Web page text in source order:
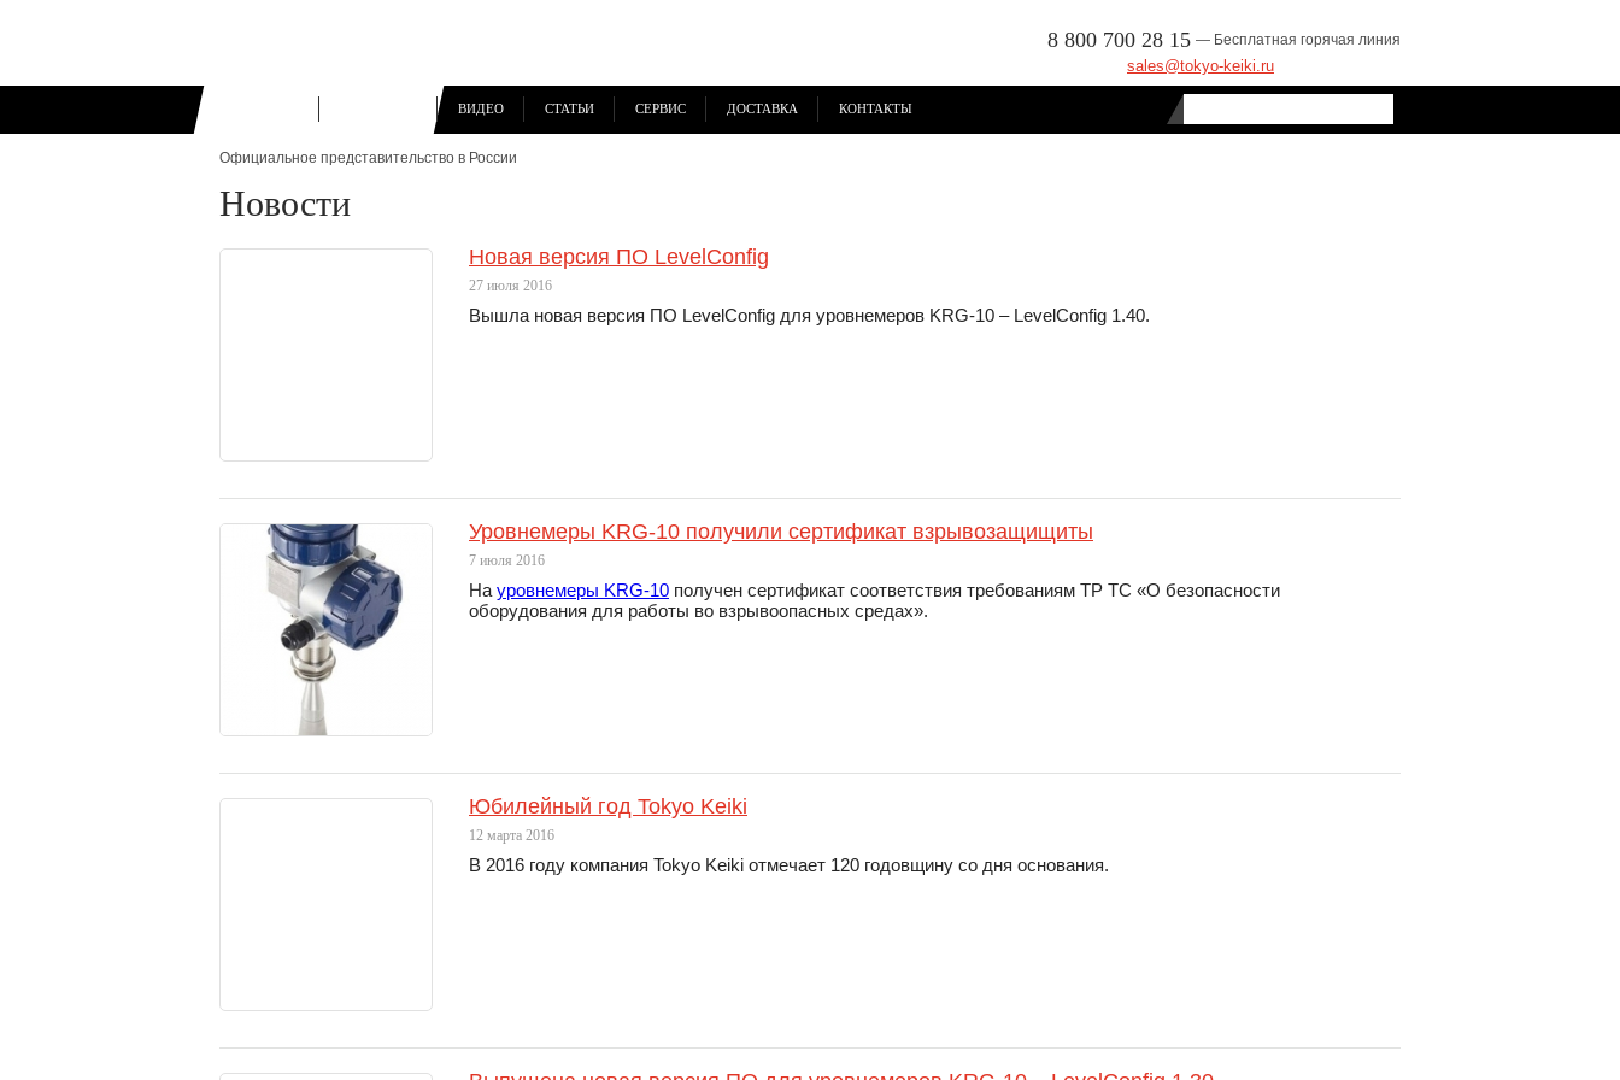
Официальное представительство в России
8 800 700 28 15 — Бесплатная горячая линия
sales@tokyo-keiki.ru
ВИДЕО СТАТЬИ СЕРВИС ДОСТАВКА КОНТАКТЫ
Новости
Новая версия ПО LevelConfig
27 июля 2016
Вышла новая версия ПО LevelConfig для уровнемеров KRG-10 – LevelConfig 1.40.
Уровнемеры KRG-10 получили сертификат взрывозащищиты
7 июля 2016
На уровнемеры KRG-10 получен сертификат соответствия требованиям ТР ТС «О безопасности
оборудования для работы во взрывоопасных средах».
Юбилейный год Tokyo Keiki
12 марта 2016
В 2016 году компания Tokyo Keiki отмечает 120 годовщину со дня основания.